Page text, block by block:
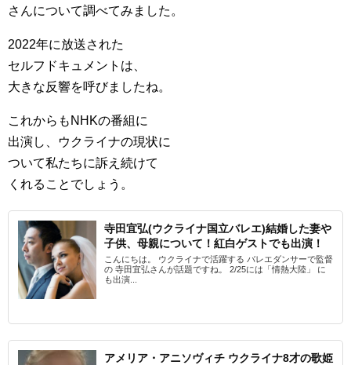
さんについて調べてみました。
2022年に放送された
セルフドキュメントは、
大きな反響を呼びましたね。
これからもNHKの番組に
出演し、ウクライナの現状に
ついて私たちに訴え続けて
くれることでしょう。
寺田宜弘(ウクライナ国立バレエ)結婚した妻や
子供、母親について！紅白ゲストでも出演！
こんにちは。 ウクライナで活躍する バレエダンサーで監督
の 寺田宜弘さんが話題ですね。 2/25には「情熱大陸」 に
も出演...
アメリア・アニソヴィチ ウクライナ8才の歌姫